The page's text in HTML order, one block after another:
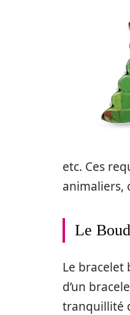
etc. Ces
animaliers,
Le
Le bracelet
d’un
tranquillité